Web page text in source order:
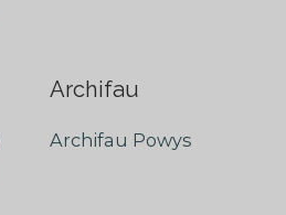
Archifau
Archifau Powys